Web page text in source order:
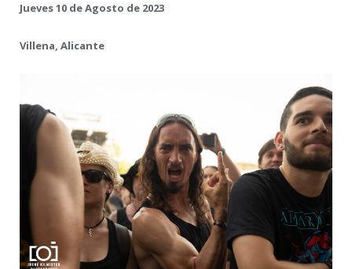
Jueves 10 de Agosto de 2023
Villena, Alicante